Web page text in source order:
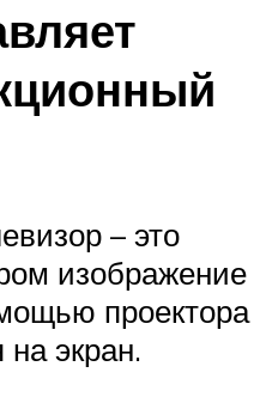
– это
изображение
проектора
экран.